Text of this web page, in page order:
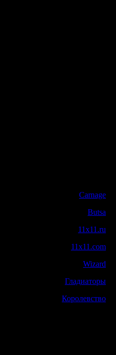
Carnage
Butsa
11x11.ru
11x11.com
Wizard
Гладиаторы
Королевство